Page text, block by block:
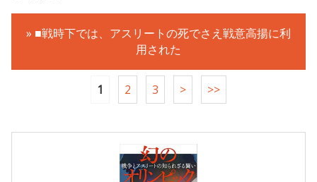
» ■戦時下では、アスリートの死でさえ戦意高揚に利
用された
1 2 3 > >>